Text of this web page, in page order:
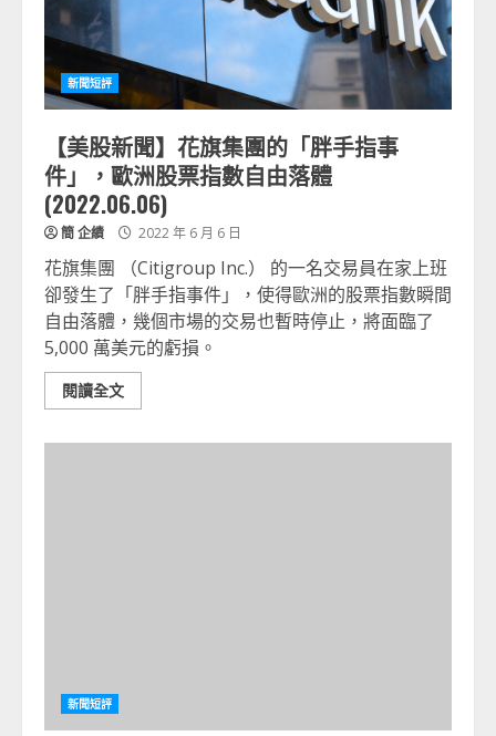
新聞短評
【美股新聞】花旗集團的「胖手指事
件」，歐洲股票指數自由落體
(2022.06.06)
簡 企績 2022 年 6 月 6 日
花旗集團 （Citigroup Inc.） 的一名交易員在家上班
卻發生了「胖手指事件」，使得歐洲的股票指數瞬間
自由落體，幾個市場的交易也暫時停止，將面臨了
5,000 萬美元的虧損。
閱讀全文
新聞短評